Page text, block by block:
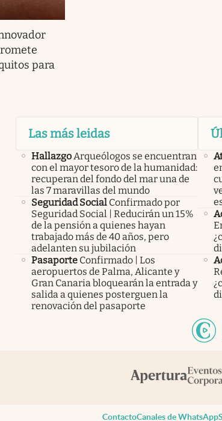
para
Las más leidas
Hallazgo Arqueólogos se encuentran
con el mayor tesoro de la humanidad:
recuperan del fondo del mar una de
las 7 maravillas del mundo
Seguridad Social Confirmado por
Seguridad Social | Reducirán un 15%
de la pensión a quienes hayan
trabajado más de 40 años, pero
adelanten su jubilación
Pasaporte Confirmado | Los
aeropuertos de Palma, Alicante y
Gran Canaria bloquearán la entrada y
salida a quienes posterguen la
renovación del pasaporte
pestañapestaña
ContactoCanales de WhatsApp